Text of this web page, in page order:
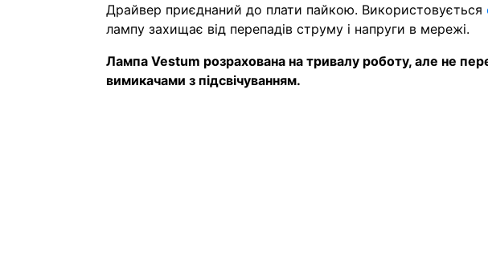
Драйвер приєднаний до плати пайкою. Використовується
лампу захищає від перепадів струму і напруги в мережі.
Лампа Vestum розрахована на тривалу роботу, але не
вимикачами з підсвічуванням.